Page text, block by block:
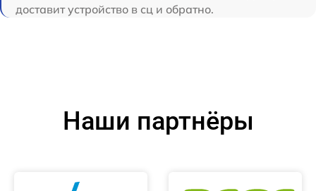
доставит устройство в сц и обратно.
Наши партнёры